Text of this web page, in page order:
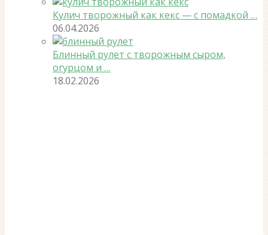
Кулич творожный как кекс — с помадкой …
06.04.2026
Блинный рулет с творожным сыром,
огурцом и …
18.02.2026